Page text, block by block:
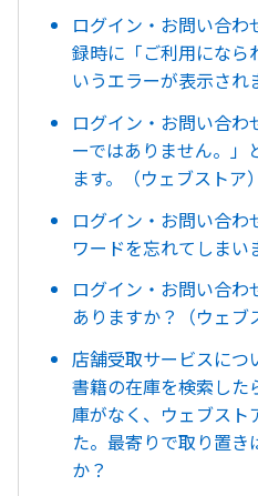
ログイン・お問い合
録時に「ご利用になら
いうエラーが表示され
ログイン・お問い合わ
ーではありません。」
ます。（ウェブストア）
ログイン・お問い合わ
ワードを忘れてしまい
ログイン・お問い合
ありますか？（ウェブ
店舗受取サービスにつ
書籍の在庫を検索した
庫がなく、ウェブスト
た。最寄りで取り置き
か？